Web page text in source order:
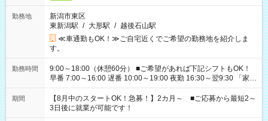
勤務地
新潟市東区
東新潟駅 / 大形駅 / 越後石山駅
≪車通勤もOK！≫ご自宅近くでご希望の勤務地を紹介しま
す。
勤務時間
9:00～18:00（休憩60分） ■ご希望があれば下記シフトもOK！
早番 7:00～16:00 遅番 10:00～19:00 夜勤 16:30～翌9:30 「家族
と休みを合わせたい」 「余裕を持って夕飯の準備がしたい」
「できれば残業はしたくない」 など、ご希望を教えてください
ね。 ※Wワーク希望の方へ 今ご覧のお仕事で希望する勤務時間
と、もう1つのお仕事の勤務時間。 合計で週40時間を超える場
期間
【8月中のスタートOK！急募！】2カ月～ ■ご応募から最短2～
3日後に就業が可能です！